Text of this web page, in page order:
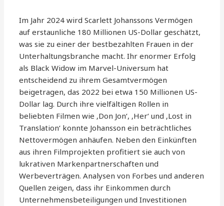
Im Jahr 2024 wird Scarlett Johanssons Vermögen
auf erstaunliche 180 Millionen US-Dollar geschätzt,
was sie zu einer der bestbezahlten Frauen in der
Unterhaltungsbranche macht. Ihr enormer Erfolg
als Black Widow im Marvel-Universum hat
entscheidend zu ihrem Gesamtvermögen
beigetragen, das 2022 bei etwa 150 Millionen US-
Dollar lag. Durch ihre vielfältigen Rollen in
beliebten Filmen wie ‚Don Jon‘, ‚Her‘ und ‚Lost in
Translation‘ konnte Johansson ein beträchtliches
Nettovermögen anhäufen. Neben den Einkünften
aus ihren Filmprojekten profitiert sie auch von
lukrativen Markenpartnerschaften und
Werbeverträgen. Analysen von Forbes und anderen
Quellen zeigen, dass ihr Einkommen durch
Unternehmensbeteiligungen und Investitionen